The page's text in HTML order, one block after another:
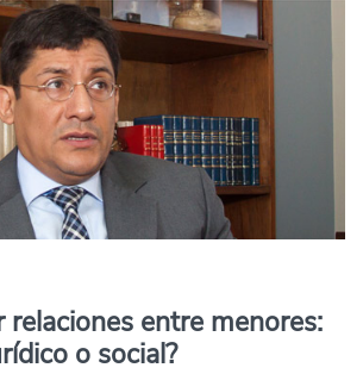
relaciones entre menores:
o social?